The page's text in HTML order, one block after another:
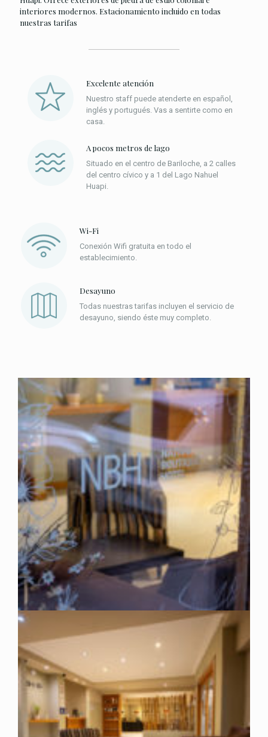
interiores modernos. Estacionamiento incluido en todas
nuestras tarifas
Excelente atención
Nuestro staff puede atenderte en español,
inglés y portugués. Vas a sentirte como en
casa.
A pocos metros de lago
Situado en el centro de Bariloche, a 2 calles
del centro cívico y a 1 del Lago Nahuel
Huapi.
Wi-Fi
Conexión Wifi gratuita en todo el
establecimiento.
Desayuno
Todas nuestras tarifas incluyen el servicio de
desayuno, siendo éste muy completo.